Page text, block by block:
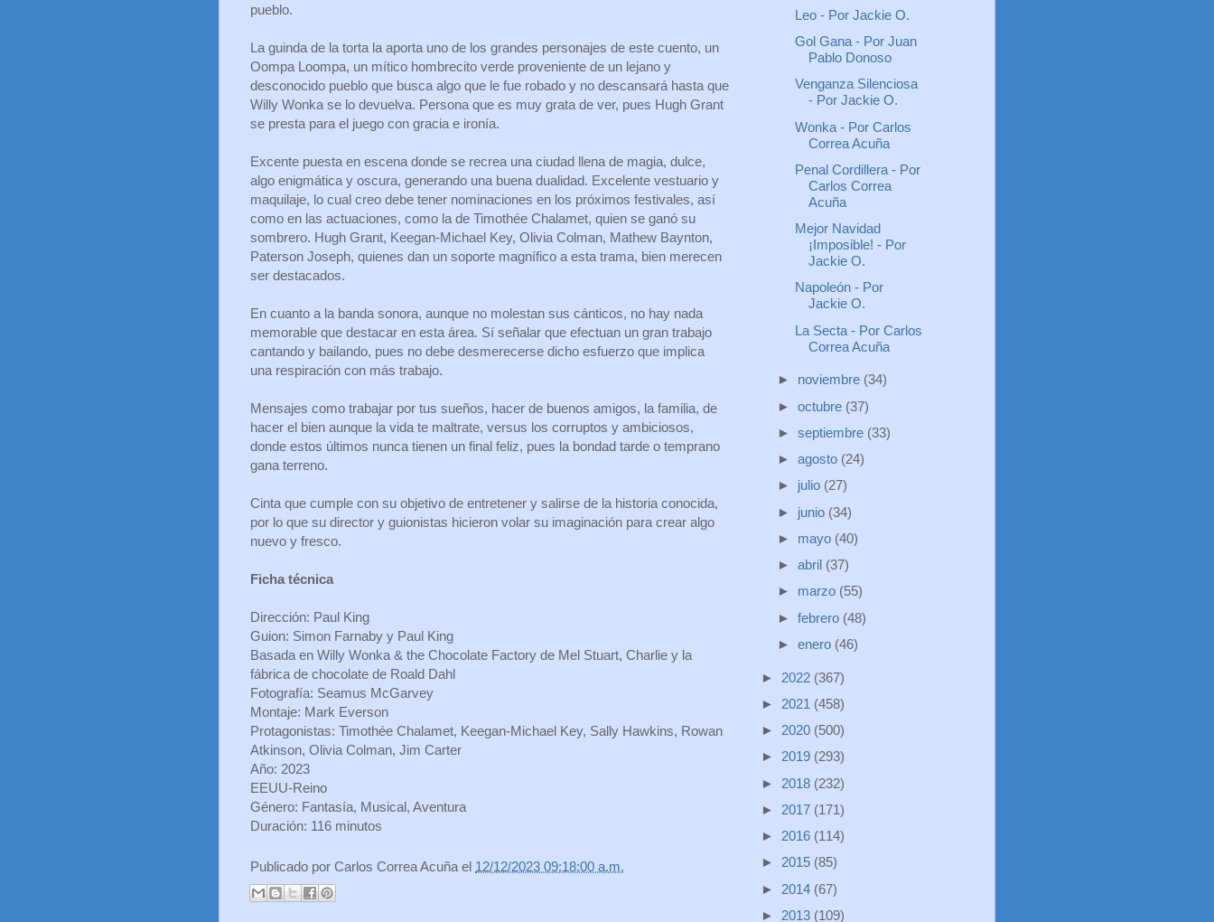
pueblo.
La guinda de la torta la aporta uno de los grandes personajes de este cuento, un
Oompa Loompa, un mítico hombrecito verde proveniente de un lejano y
desconocido pueblo que busca algo que le fue robado y no descansará hasta que
Willy Wonka se lo devuelva. Persona que es muy grata de ver, pues Hugh Grant
se presta para el juego con gracia e ironía.
Excente puesta en escena donde se recrea una ciudad llena de magia, dulce,
algo enigmática y oscura, generando una buena dualidad. Excelente vestuario y
maquilaje, lo cual creo debe tener nominaciones en los próximos festivales, así
como en las actuaciones, como la de Timothée Chalamet, quien se ganó su
sombrero. Hugh Grant, Keegan-Michael Key, Olivia Colman, Mathew Baynton,
Paterson Joseph, quienes dan un soporte magnífico a esta trama, bien merecen
ser destacados.
En cuanto a la banda sonora, aunque no molestan sus cánticos, no hay nada
memorable que destacar en esta área. Sí señalar que efectuan un gran trabajo
cantando y bailando, pues no debe desmerecerse dicho esfuerzo que implica
una respiración con más trabajo.
Mensajes como trabajar por tus sueños, hacer de buenos amigos, la familia, de
hacer el bien aunque la vida te maltrate, versus los corruptos y ambiciosos,
donde estos últimos nunca tienen un final feliz, pues la bondad tarde o temprano
gana terreno.
Cinta que cumple con su objetivo de entretener y salirse de la historia conocida,
por lo que su director y guionistas hicieron volar su imaginación para crear algo
nuevo y fresco.
Ficha técnica
Dirección: Paul King
Guion: Simon Farnaby y Paul King
Basada en Willy Wonka & the Chocolate Factory de Mel Stuart, Charlie y la
fábrica de chocolate de Roald Dahl
Fotografía: Seamus McGarvey
Montaje: Mark Everson
Protagonistas: Timothée Chalamet, Keegan-Michael Key, Sally Hawkins, Rowan
Atkinson, Olivia Colman, Jim Carter
Año: 2023
EEUU-Reino
Género: Fantasía, Musical, Aventura
Duración: 116 minutos
Publicado por Carlos Correa Acuña el 12/12/2023 09:18:00 a.m.
Leo - Por Jackie O.
Gol Gana - Por Juan
Pablo Donoso
Venganza Silenciosa
- Por Jackie O.
Wonka - Por Carlos
Correa Acuña
Penal Cordillera - Por
Carlos Correa
Acuña
Mejor Navidad
¡Imposible! - Por
Jackie O.
Napoleón - Por
Jackie O.
La Secta - Por Carlos
Correa Acuña
► noviembre (34)
► octubre (37)
► septiembre (33)
► agosto (24)
► julio (27)
► junio (34)
► mayo (40)
► abril (37)
► marzo (55)
► febrero (48)
► enero (46)
► 2022 (367)
► 2021 (458)
► 2020 (500)
► 2019 (293)
► 2018 (232)
► 2017 (171)
► 2016 (114)
► 2015 (85)
► 2014 (67)
► 2013 (109)